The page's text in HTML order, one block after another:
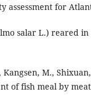
assessment for
salar L.) reared
Kangsen, M.,
of fish meal by